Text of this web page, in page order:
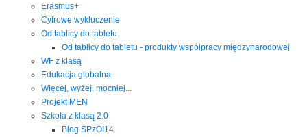
Erasmus+
Cyfrowe wykluczenie
Od tablicy do tabletu
Od tablicy do tabletu - produkty współpracy międzynarodowej
WF z klasą
Edukacja globalna
Więcej, wyżej, mocniej...
Projekt MEN
Szkoła z klasą 2.0
Blog SPzOI14